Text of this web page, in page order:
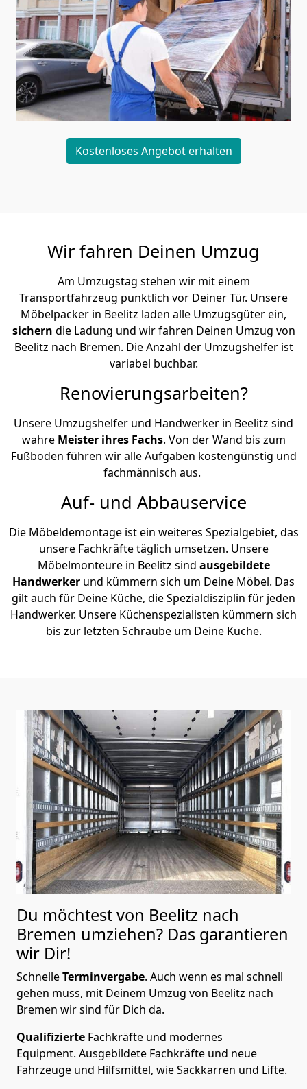
Kostenloses Angebot erhalten
Wir fahren Deinen Umzug
Am Umzugstag stehen wir mit einem
Transportfahrzeug pünktlich vor Deiner Tür. Unsere
Möbelpacker in Beelitz laden alle Umzugsgüter ein,
sichern die Ladung und wir fahren Deinen Umzug von
Beelitz nach Bremen. Die Anzahl der Umzugshelfer ist
variabel buchbar.
Renovierungsarbeiten?
Unsere Umzugshelfer und Handwerker in Beelitz sind
wahre Meister ihres Fachs. Von der Wand bis zum
Fußboden führen wir alle Aufgaben kostengünstig und
fachmännisch aus.
Auf- und Abbauservice
Die Möbeldemontage ist ein weiteres Spezialgebiet, das
unsere Fachkräfte täglich umsetzen. Unsere
Möbelmonteure in Beelitz sind ausgebildete
Handwerker und kümmern sich um Deine Möbel. Das
gilt auch für Deine Küche, die Spezialdisziplin für jeden
Handwerker. Unsere Küchenspezialisten kümmern sich
bis zur letzten Schraube um Deine Küche.
Du möchtest von Beelitz nach
Bremen umziehen? Das garantieren
wir Dir!
SchnelleTerminvergabe. Auch wenn es mal schnell
gehen muss, mit Deinem Umzug von Beelitz nach
Bremen wir sind für Dich da.
Qualifizierte Fachkräfte und modernes
Equipment. Ausgebildete Fachkräfte und neue
Fahrzeuge und Hilfsmittel, wie Sackkarren und Lifte.